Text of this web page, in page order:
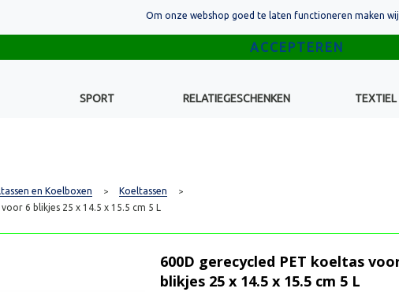
SPORT RELATIEGESCHENKEN TEXTIEL
en Koelboxen > Koeltassen >
6 blikjes 25 x 14.5 x 15.5 cm 5 L
600D gerecycled PET koeltas
blikjes 25 x 14.5 x 15.5 cm 5 L
Om onze webshop goed te laten functioneren maken